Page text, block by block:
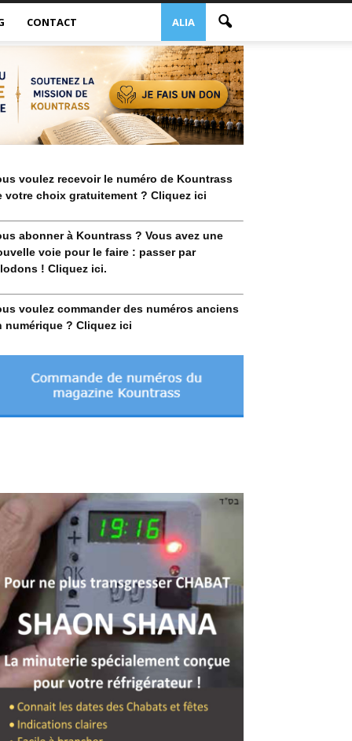
ALIA
CONTACT
voulez recevoir le numéro de Kountrass
votre choix gratuitement ? Cliquez ici
abonner à Kountrass ? Vous avez une
voie pour le faire : passer par
! Cliquez ici.
voulez commander des numéros anciens
numérique ? Cliquez ici